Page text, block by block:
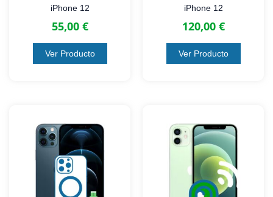
iPhone 12
55,00 €
Ver Producto
iPhone 12
120,00 €
Ver Producto